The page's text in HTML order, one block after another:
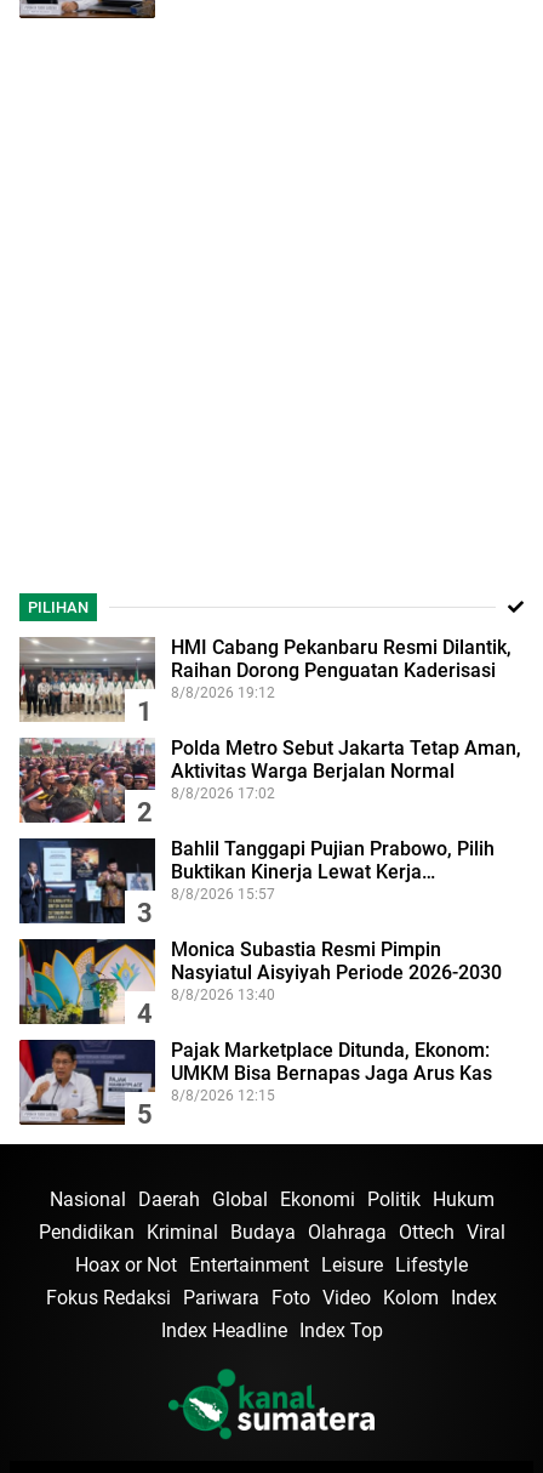
PILIHAN
1
HMI Cabang Pekanbaru Resmi Dilantik,
Raihan Dorong Penguatan Kaderisasi
8/8/2026 19:12
2
Polda Metro Sebut Jakarta Tetap Aman,
Aktivitas Warga Berjalan Normal
8/8/2026 17:02
3
Bahlil Tanggapi Pujian Prabowo, Pilih
Buktikan Kinerja Lewat Kerja…
8/8/2026 15:57
4
Monica Subastia Resmi Pimpin
Nasyiatul Aisyiyah Periode 2026-2030
8/8/2026 13:40
5
Pajak Marketplace Ditunda, Ekonom:
UMKM Bisa Bernapas Jaga Arus Kas
8/8/2026 12:15
Nasional Daerah Global Ekonomi Politik
Hukum
Pendidikan
Kriminal Budaya Olahraga Ottech Viral
Hoax or Not Entertainment Leisure Lifestyle
Fokus Redaksi
Pariwara Foto Video Kolom
Index
Index Headline
Index Top